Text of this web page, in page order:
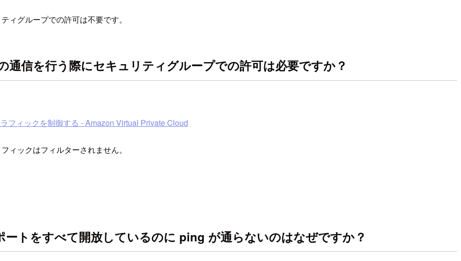
ィグループでの許可は不要です。
信を行う際にセキュリティグループでの許可は必要ですか？
フィックを制御する - Amazon Virtual Private Cloud
ィックはフィルターされません。
トをすべて開放しているのに ping が通らないのはなぜですか？